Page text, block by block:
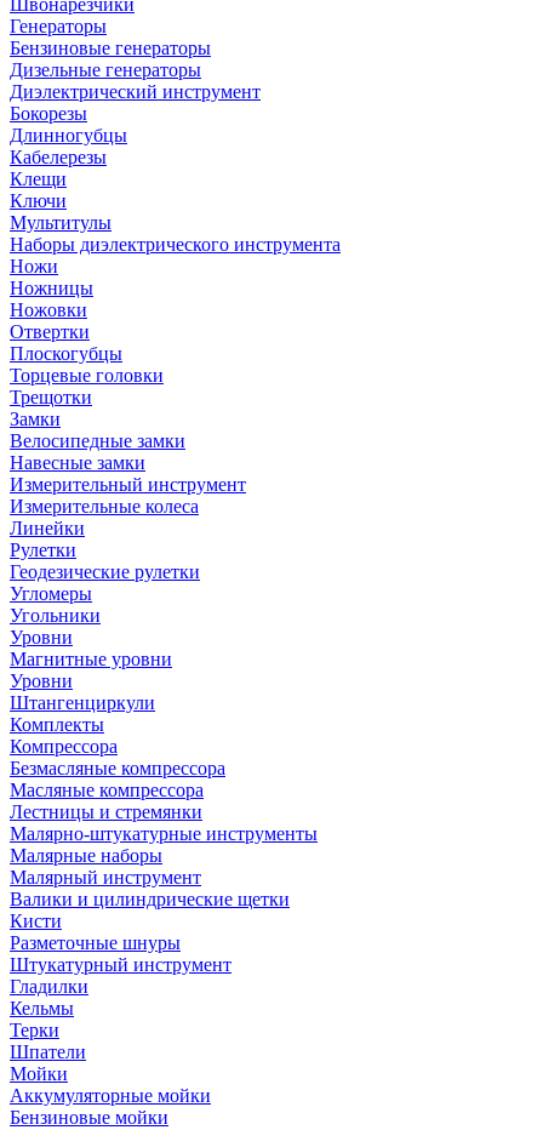
Швонарезчики
Генераторы
Бензиновые генераторы
Дизельные генераторы
Диэлектрический инструмент
Бокорезы
Длинногубцы
Кабелерезы
Клещи
Ключи
Мультитулы
Наборы диэлектрического инструмента
Ножи
Ножницы
Ножовки
Отвертки
Плоскогубцы
Торцевые головки
Трещотки
Замки
Велосипедные замки
Навесные замки
Измерительный инструмент
Измерительные колеса
Линейки
Рулетки
Геодезические рулетки
Угломеры
Угольники
Уровни
Магнитные уровни
Уровни
Штангенциркули
Комплекты
Компрессора
Безмасляные компрессора
Масляные компрессора
Лестницы и стремянки
Малярно-штукатурные инструменты
Малярные наборы
Малярный инструмент
Валики и цилиндрические щетки
Кисти
Разметочные шнуры
Штукатурный инструмент
Гладилки
Кельмы
Терки
Шпатели
Мойки
Аккумуляторные мойки
Бензиновые мойки